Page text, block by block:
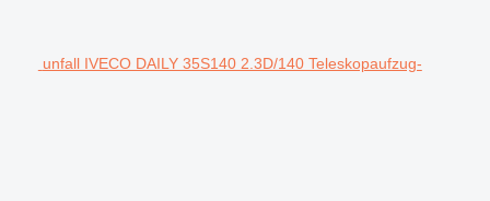
unfall IVECO DAILY 35S140 2.3D/140 Teleskopaufzug-